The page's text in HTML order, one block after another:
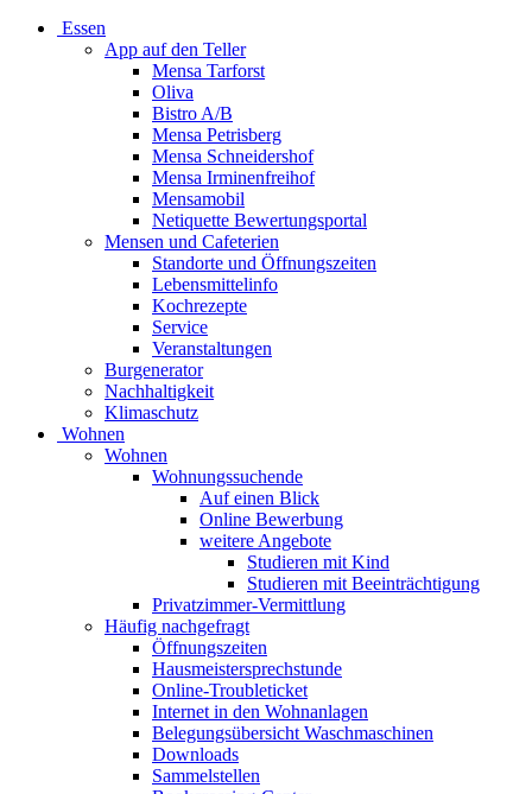
Essen
App auf den Teller
Mensa Tarforst
Oliva
Bistro A/B
Mensa Petrisberg
Mensa Schneidershof
Mensa Irminenfreihof
Mensamobil
Netiquette Bewertungsportal
Mensen und Cafeterien
Standorte und Öffnungszeiten
Lebensmittelinfo
Kochrezepte
Service
Veranstaltungen
Burgenerator
Nachhaltigkeit
Klimaschutz
Wohnen
Wohnen
Wohnungssuchende
Auf einen Blick
Online Bewerbung
weitere Angebote
Studieren mit Kind
Studieren mit Beeinträchtigung
Privatzimmer-Vermittlung
Häufig nachgefragt
Öffnungszeiten
Hausmeistersprechstunde
Online-Troubleticket
Internet in den Wohnanlagen
Belegungsübersicht Waschmaschinen
Downloads
Sammelstellen